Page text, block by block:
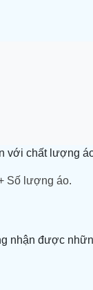
với chất lượng
Số lượng áo.
nhận được